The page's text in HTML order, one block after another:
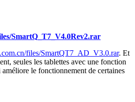
SmartQ_T7_V4.0Rev2.rar
files/SmartQT7_AD_V3.0.rar. Et
seules les tablettes avec une fonction
le fonctionnement de certaines